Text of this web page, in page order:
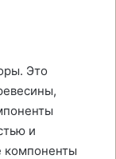
Это
и
компоненты